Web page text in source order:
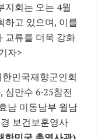
지회는 오는 4월
하고 있으며, 이를
교류를 더욱 강화
자>
민국재향군인회
만수 6·25참전
남 미동남부 월남
보건보훈영사